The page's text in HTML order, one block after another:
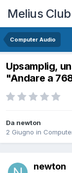
Melius Club
Computer Audio
Upsamplig,
"Andare a
Da newton
2 Giugno in
newton